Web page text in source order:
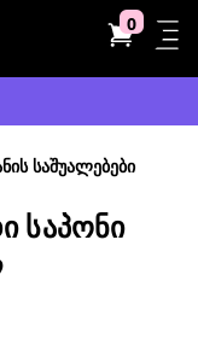
0
საშუალებები
ᲡᲐᲞᲝᲜᲘ